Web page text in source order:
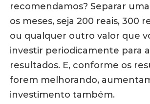
recomendamos? Separar
os meses, seja 200 reais, 300
ou qualquer outro valor que
investir periodicamente para
resultados. E, conforme os
forem melhorando,
investimento também.